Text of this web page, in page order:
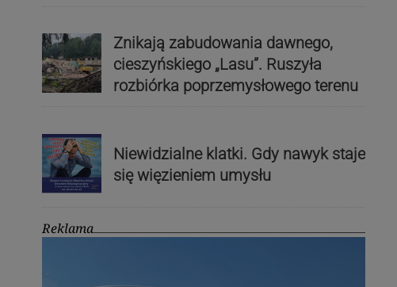
Znikają zabudowania dawnego,
cieszyńskiego „Lasu”. Ruszyła
rozbiórka poprzemysłowego terenu
Niewidzialne klatki. Gdy nawyk staje
się więzieniem umysłu
Reklama